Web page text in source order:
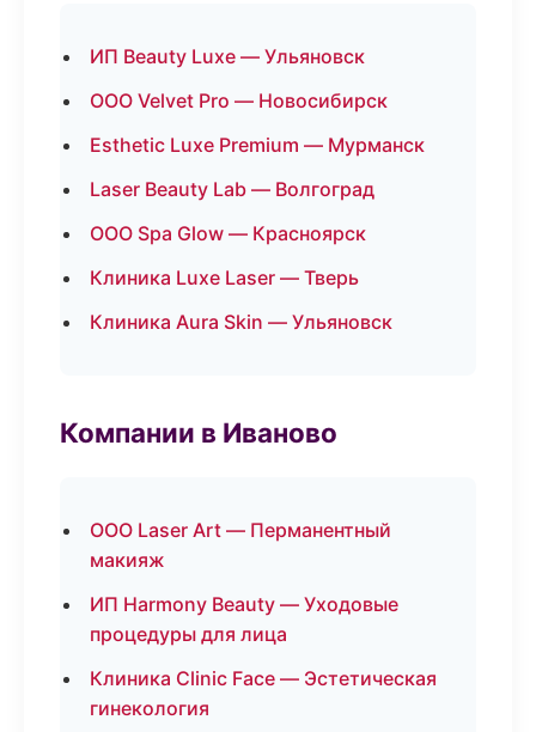
ИП Beauty Luxe — Ульяновск
ООО Velvet Pro — Новосибирск
Esthetic Luxe Premium — Мурманск
Laser Beauty Lab — Волгоград
ООО Spa Glow — Красноярск
Клиника Luxe Laser — Тверь
Клиника Aura Skin — Ульяновск
Компании в Иваново
ООО Laser Art — Перманентный
макияж
ИП Harmony Beauty — Уходовые
процедуры для лица
Клиника Clinic Face — Эстетическая
гинекология